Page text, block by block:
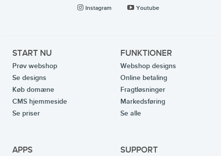
Instagram Youtube
START NU
Prøv webshop
Se designs
Køb domæne
CMS hjemmeside
Se priser
FUNKTIONER
Webshop designs
Online betaling
Fragtløsninger
Markedsføring
Se alle
APPS SUPPORT